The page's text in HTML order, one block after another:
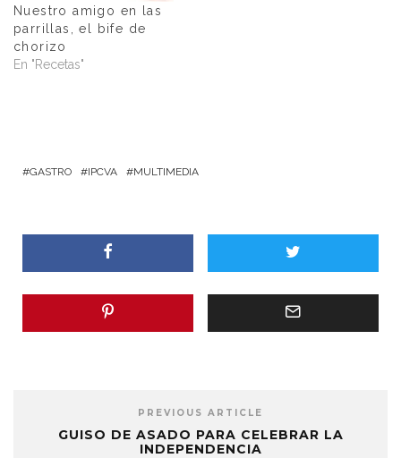
Nuestro amigo en las
parrillas, el bife de
chorizo
En "Recetas"
GASTRO IPCVA MULTIMEDIA
PREVIOUS ARTICLE
GUISO DE ASADO PARA CELEBRAR LA
INDEPENDENCIA